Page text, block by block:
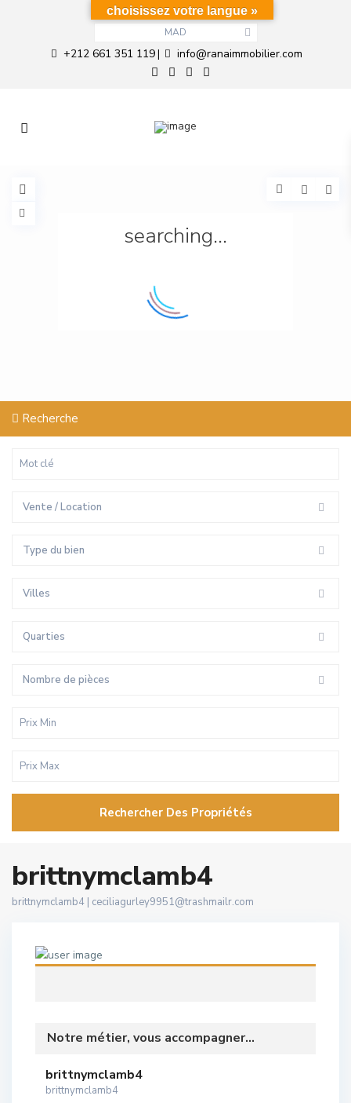
MAD
+212 661 351 119| info@ranaimmobilier.com
searching...
Recherche
Vente / Location
Type du bien
Villes
Quarties
Nombre de pièces
Rechercher Des Propriétés
brittnymclamb4
brittnymclamb4 | ceciliagurley9951@trashmailr.com
Notre métier, vous accompagner...
brittnymclamb4
brittnymclamb4
choisissez votre langue »